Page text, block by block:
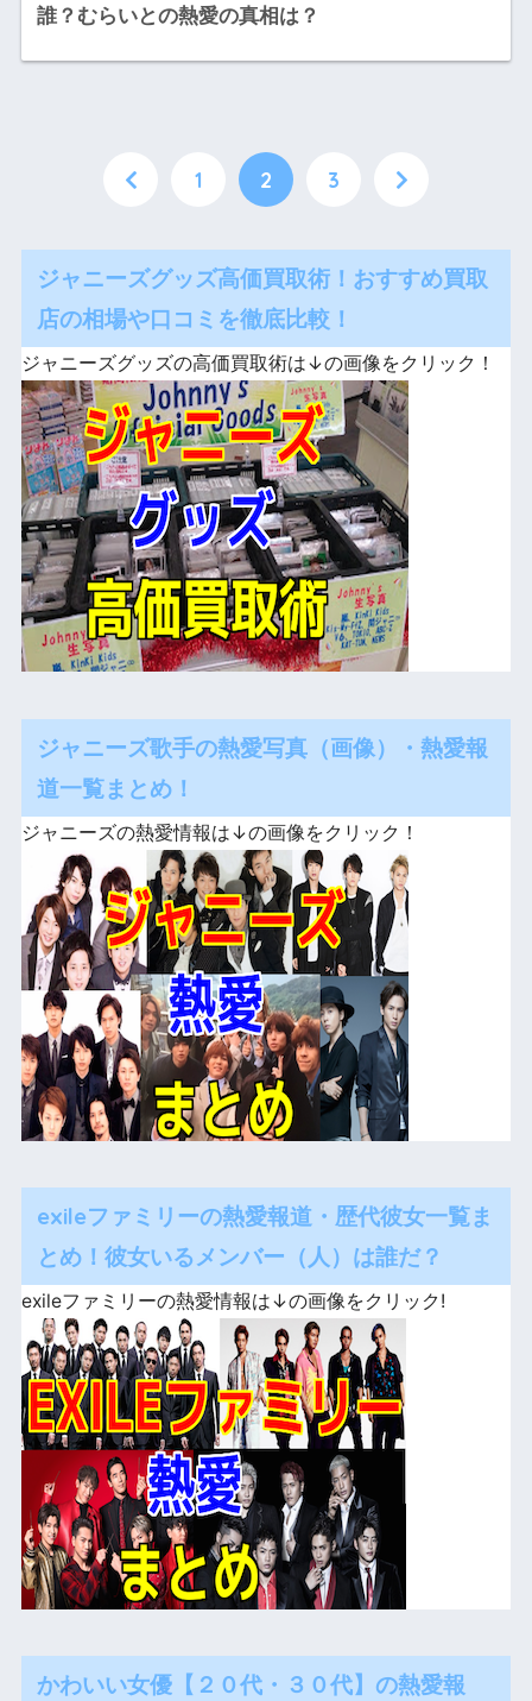
誰？むらいとの熱愛の真相は？
1 2 3
ジャニーズグッズ高価買取術！おすすめ買取
店の相場や口コミを徹底比較！
ジャニーズグッズの高価買取術は↓の画像をクリック！
ジャニーズ歌手の熱愛写真（画像）・熱愛報
道一覧まとめ！
ジャニーズの熱愛情報は↓の画像をクリック！
exileファミリーの熱愛報道・歴代彼女一覧ま
とめ！彼女いるメンバー（人）は誰だ？
exileファミリーの熱愛情報は↓の画像をクリック!
かわいい女優【２０代・３０代】の熱愛報